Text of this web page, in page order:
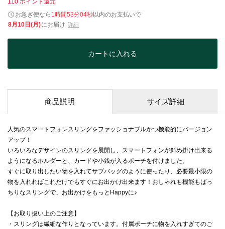
お急ぎ便なら 1時間53分04秒以内のお支払いで
8月10日(月)にお届け 詳細
カートに入れる
商品説明 サイズ詳細
人気のスマートフォンスリングをファッショナブルかつ機能的にバージョン
アップ！
いろいろなデザインのスリングを展開し、スマートフォンが斜め掛け出来る
ようになるホルダーと、カードや小銭が入るポーチを付けました。
すぐに取り出したい物を入れてサブバッグのように使ったり、必要最小限の
物を入れればこれだけでもすぐにお出かけ出来ます！おしゃれも機能もばっ
ちりなスリングで、お出かけをもっとHappyに♪
【お取り扱い上のご注意】
・スリングは繊細な作りとなっています。付属ポーチに物を入れすぎてのご